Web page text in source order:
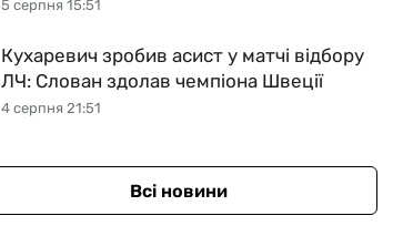
5 серпня 15:51
4 серпня 21:51
Кухаревич зробив асист у матчі відбору
ЛЧ: Слован здолав чемпіона Швеції
Всі новини